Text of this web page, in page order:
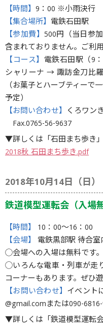
【時間】 9：00 ※小雨決行
【集合場所】 電鉄石田駅
【参加費】 500円（当日参
含まれておりません。ご利
【コース】 電鉄石田駅（9
シャリーナ → 諏訪金刀比
（お菓子とハーブティー
予定）
【お問い合わせ】 くろワン
Fax.0765-56-9637
▼詳しくは「石田まち歩き
2018秋 石田まち歩き.pdf
2018年10月14日（日）
鉄道模型運転会（入場
【時間】 10：00〜16：00
【会場】
電鉄黒部駅 待合室
◯会場への入場は無料です。
◯いろんな電車・列車が走
コーナーもあります。ぜひ
【お問い合わせ】 イベント
@gmail.comまたは090-
▼詳しくは「鉄道模型運転